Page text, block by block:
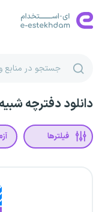
دانلود دفترچه
فیلترها